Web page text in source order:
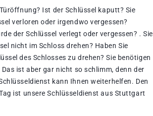
Ist der Schlüssel kaputt? Sie
verloren oder irgendwo vergessen?
der Schlüssel verlegt oder vergessen? . Sie
nicht im Schloss drehen? Haben Sie
des Schlosses zu drehen? Sie benötigen
Das ist aber gar nicht so schlimm, denn der
kann Ihnen weiterhelfen. Den
ist unsere Schlüsseldienst aus Stuttgart